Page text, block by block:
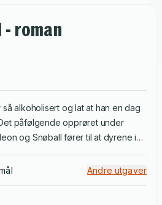
roman
alkoholisert og lat at han en dag
påfølgende opprøret under
og Snøball fører til at dyrene i
omdøpte Dyregård lover å gjøre
tilgang til godene. Men etter
Andre utgaver